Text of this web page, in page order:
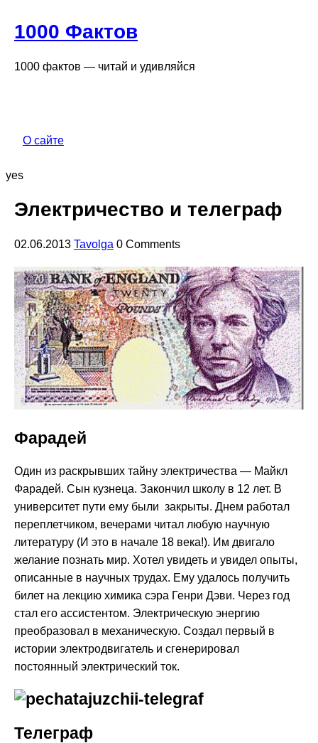
1000 Фактов
1000 фактов — читай и удивляйся
О сайте
yes
Электричество и телеграф
02.06.2013 Tavolga 0 Comments
Фарадей
Один из раскрывших тайну электричества — Майкл
Фарадей. Сын кузнеца. Закончил школу в 12 лет. В
университет пути ему были закрыты. Днем работал
переплетчиком, вечерами читал любую научную
литературу (И это в начале 18 века!). Им двигало
желание познать мир. Хотел увидеть и увидел опыты,
описанные в научных трудах. Ему удалось получить
билет на лекцию химика сэра Генри Дэви. Через год
стал его ассистентом. Электрическую энергию
преобразовал в механическую. Создал первый в
истории электродвигатель и сгенерировал
постоянный электрический ток.
Телеграф